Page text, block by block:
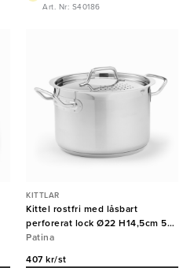
Art. Nr: S40186
KITTLAR
Kittel rostfri med låsbart
perforerat lock Ø22 H14,5cm 5L
Patina
Patina
407 kr/st